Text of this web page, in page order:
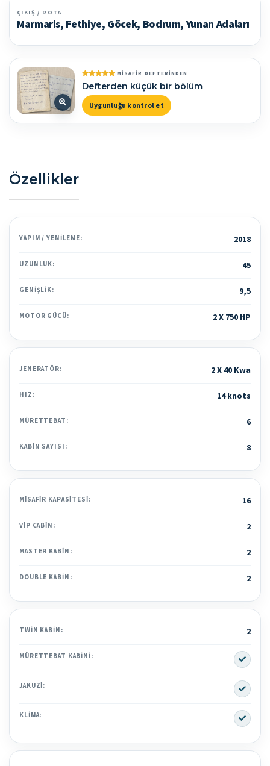
ÇIKIŞ / ROTA
Marmaris, Fethiye, Göcek, Bodrum, Yunan Adaları
MISAFIR DEFTERINDEN
Defterden küçük bir bölüm
Uygunluğu kontrol et
Özellikler
YAPIM / YENILEME: 2018
UZUNLUK: 45
GENIŞLIK: 9,5
MOTOR GÜCÜ: 2 X 750 HP
JENERATÖR: 2 X 40 Kwa
HIZ: 14 knots
MÜRETTEBAT: 6
KABIN SAYISI: 8
MISAFIR KAPASITESI: 16
VIP CABIN: 2
MASTER KABIN: 2
DOUBLE KABIN: 2
TWIN KABIN: 2
MÜRETTEBAT KABINI: Yes
JAKUZI: Yes
KLIMA: Yes